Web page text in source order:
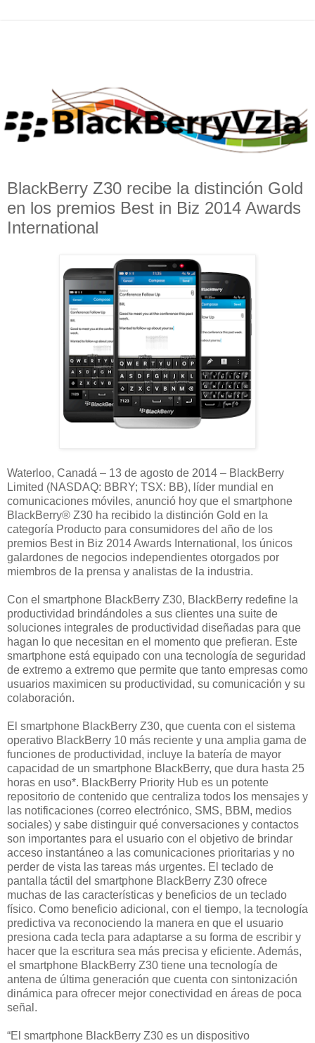
BlackBerry Z30 recibe la distinción Gold
en los premios Best in Biz 2014 Awards
International
Waterloo, Canadá – 13 de agosto de 2014 – BlackBerry
Limited (NASDAQ: BBRY; TSX: BB), líder mundial en
comunicaciones móviles, anunció hoy que el smartphone
BlackBerry® Z30 ha recibido la distinción Gold en la
categoría Producto para consumidores del año de los
premios Best in Biz 2014 Awards International, los únicos
galardones de negocios independientes otorgados por
miembros de la prensa y analistas de la industria.
Con el smartphone BlackBerry Z30, BlackBerry redefine la
productividad brindándoles a sus clientes una suite de
soluciones integrales de productividad diseñadas para que
hagan lo que necesitan en el momento que prefieran. Este
smartphone está equipado con una tecnología de seguridad
de extremo a extremo que permite que tanto empresas como
usuarios maximicen su productividad, su comunicación y su
colaboración.
El smartphone BlackBerry Z30, que cuenta con el sistema
operativo BlackBerry 10 más reciente y una amplia gama de
funciones de productividad, incluye la batería de mayor
capacidad de un smartphone BlackBerry, que dura hasta 25
horas en uso*. BlackBerry Priority Hub es un potente
repositorio de contenido que centraliza todos los mensajes y
las notificaciones (correo electrónico, SMS, BBM, medios
sociales) y sabe distinguir qué conversaciones y contactos
son importantes para el usuario con el objetivo de brindar
acceso instantáneo a las comunicaciones prioritarias y no
perder de vista las tareas más urgentes. El teclado de
pantalla táctil del smartphone BlackBerry Z30 ofrece
muchas de las características y beneficios de un teclado
físico. Como beneficio adicional, con el tiempo, la tecnología
predictiva va reconociendo la manera en que el usuario
presiona cada tecla para adaptarse a su forma de escribir y
hacer que la escritura sea más precisa y eficiente. Además,
el smartphone BlackBerry Z30 tiene una tecnología de
antena de última generación que cuenta con sintonización
dinámica para ofrecer mejor conectividad en áreas de poca
señal.
“El smartphone BlackBerry Z30 es un dispositivo